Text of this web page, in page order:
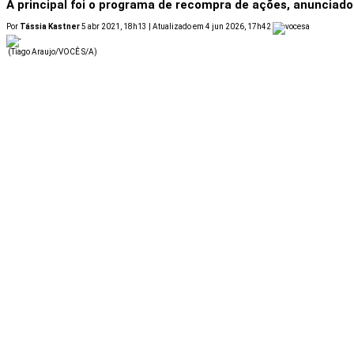
A principal foi o programa de recompra de ações,
Por Tássia Kastner5 abr 2021, 18h13 | Atualizado em 4 jun 2026, 17h42
(Tiago Araujo/VOCÊ S/A)